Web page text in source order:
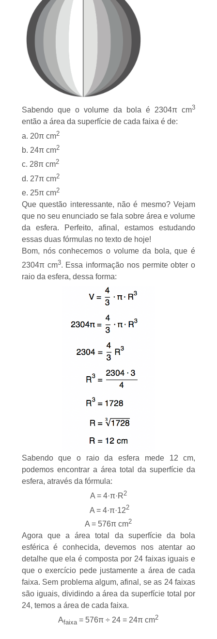
Sabendo que o volume da bola é 2304π cm3
então a área da superfície de cada faixa é de:
a. 20π cm2
b. 24π cm2
c. 28π cm2
d. 27π cm2
e. 25π cm2
Que questão interessante, não é mesmo? Vejam
que no seu enunciado se fala sobre área e volume
da esfera. Perfeito, afinal, estamos estudando
essas duas fórmulas no texto de hoje!
Bom, nós conhecemos o volume da bola, que é
2304π cm3. Essa informação nos permite obter o
raio da esfera, dessa forma:
Sabendo que o raio da esfera mede 12 cm,
podemos encontrar a área total da superfície da
esfera, através da fórmula:
A = 4·π·R2
A = 4·π·122
A = 576π cm2
Agora que a área total da superfície da bola
esférica é conhecida, devemos nos atentar ao
detalhe que ela é composta por 24 faixas iguais e
que o exercício pede justamente a área de cada
faixa. Sem problema algum, afinal, se as 24 faixas
são iguais, dividindo a área da superfície total por
24, temos a área de cada faixa.
Afaixa = 576π ÷ 24 = 24π cm2